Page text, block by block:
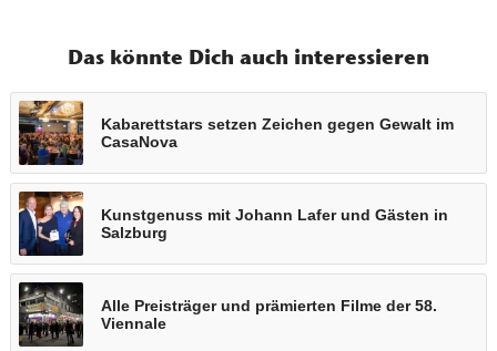
Das könnte Dich auch interessieren
Kabarettstars setzen Zeichen gegen Gewalt im
CasaNova
Kunstgenuss mit Johann Lafer und Gästen in
Salzburg
Alle Preisträger und prämierten Filme der 58.
Viennale